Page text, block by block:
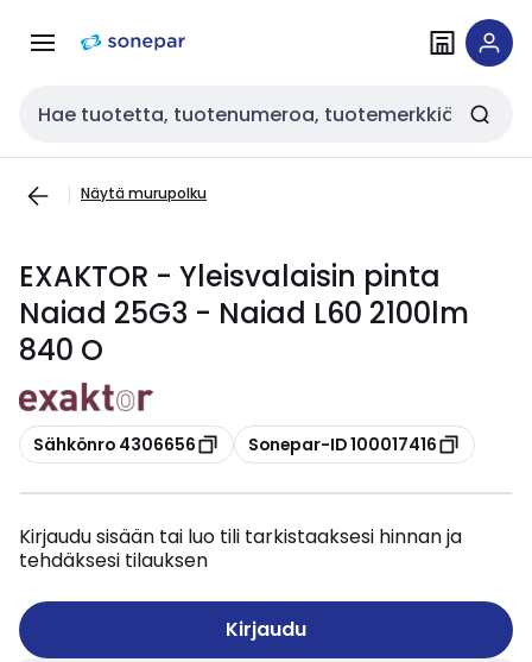
navigointiinsisältöön
Haku
Näytä murupolku
EXAKTOR - Yleisvalaisin pinta
Naiad 25G3 - Naiad L60 2100lm
840 O
Kopioi
Sähkönro 4306656 Kopioi
Sonepar-ID 100017416
Kirjaudu sisään tai luo tili tarkistaaksesi hinnan ja
tehdäksesi tilauksen
Kirjaudu